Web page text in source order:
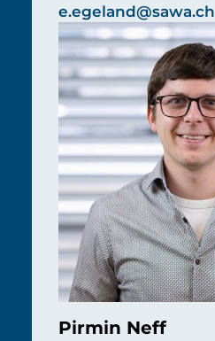
e.egeland@sawa.ch
Pirmin Neff